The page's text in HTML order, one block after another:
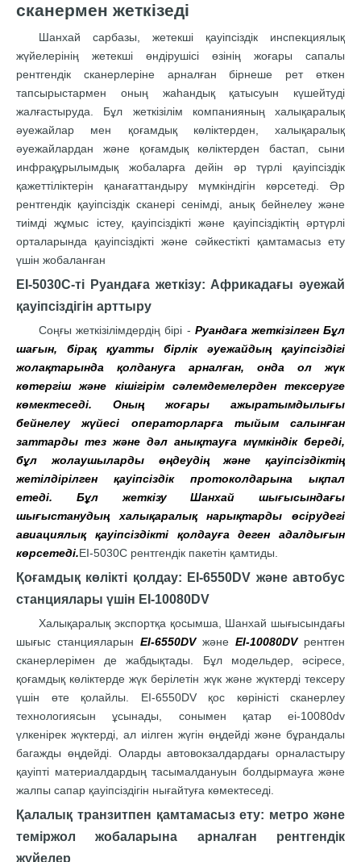
сканермен жеткізеді
Шанхай сарбазы, жетекші қауіпсіздік инспекциялық
жүйелерінің жетекші өндірушісі өзінің жоғары сапалы
рентгендік сканерлеріне арналған бірнеше рет өткен
тапсырыстармен оның жаһандық қатысуын күшейтуді
жалғастыруда. Бұл жеткізілім компанияның халықаралық
әуежайлар мен қоғамдық көліктерден, халықаралық
әуежайлардан және қоғамдық көліктерден бастап, сыни
инфрақұрылымдық жобаларға дейін әр түрлі қауіпсіздік
қажеттіліктерін қанағаттандыру мүмкіндігін көрсетеді. Әр
рентгендік қауіпсіздік сканері сенімді, анық бейнелеу және
тиімді жұмыс істеу, қауіпсіздікті және қауіпсіздіктің әртүрлі
орталарында қауіпсіздікті және сәйкестікті қамтамасыз ету
үшін жобаланған
EI-5030C-ті Руандаға жеткізу: Африкадағы әуежай
қауіпсіздігін арттыру
Соңғы жеткізілімдердің бірі - Руандаға жеткізілген Бұл
шағын, бірақ қуатты бірлік әуежайдың қауіпсіздігі
жолақтарында қолдануға арналған, онда ол жүк
көтергіш және кішігірім сәлемдемелерден тексеруге
көмектеседі. Оның жоғары ажыратымдылығы
бейнелеу жүйесі операторларға тыйым салынған
заттарды тез және дәл анықтауға мүмкіндік береді,
бұл жолаушыларды өңдеудің және қауіпсіздіктің
жетілдірілген қауіпсіздік протоколдарына ықпал
етеді. Бұл жеткізу Шанхай шығысындағы
шығыстанудың халықаралық нарықтарды өсірудегі
авиациялық қауіпсіздікті қолдауға деген адалдығын
көрсетеді.EI-5030C рентгендік пакетін қамтиды.
Қоғамдық көлікті қолдау: EI-6550DV және автобус
станциялары үшін EI-10080DV
Халықаралық экспортқа қосымша, Шанхай шығысындағы
шығыс станцияларын EI-6550DV және EI-10080DV рентген
сканерлерімен де жабдықтады. Бұл модельдер, әсіресе,
қоғамдық көліктерде жүк берілетін жүк және жүктерді тексеру
үшін өте қолайлы. EI-6550DV қос көріністі сканерлеу
технологиясын ұсынады, сонымен қатар ei-10080dv
үлкенірек жүктерді, ал иілген жүгін өңдейді және бұрандалы
багажды өңдейді. Оларды автовокзалдардағы орналастыру
қауіпті материалдардың тасымалдануын болдырмауға және
жалпы сапар қауіпсіздігін нығайтуға көмектеседі.
Қалалық транзитпен қамтамасыз ету: метро және
теміржол жобаларына арналған рентгендік
жүйелер